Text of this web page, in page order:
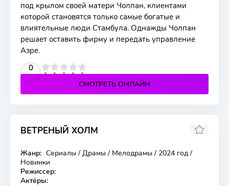
под крылом своей матери Чолпан, клиентами
которой становятся только самые богатые и
влиятельные люди Стамбула. Однажды Чолпан
решает оставить фирму и передать управление
Азре.
0
4 5
СМОТРЕТЬ ОНЛАЙН
ВЕТРЕНЫЙ ХОЛМ
217 серия
Жанр: Сериалы / Драмы / Мелодрамы / 2024 год /
Новинки
Режиссер:
Актёры: